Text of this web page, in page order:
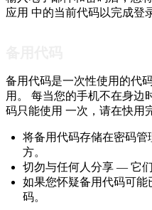
应用 中的当前代码以完成登
备用代码是一次性使用的代
用。 每当您的手机不在身边
码只能使用 一次，请在快用
将备用代码存储在密码
方。
切勿与任何人分享 — 它
如果您怀疑备用代码可能
码。